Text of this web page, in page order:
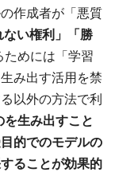
作成者が「悪質
ない権利」「勝
ためには「学習
み出す活用を禁
以外の方法で利
を生み出すこと
的でのモデルの
ることが効果的